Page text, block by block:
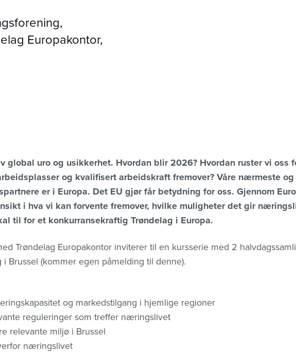
Europakontor,
global uro og usikkerhet. Hvordan blir 2026? Hvordan ruster vi oss
og kvalifisert arbeidskraft fremover? Våre nærmeste
er i Europa. Det EU gjør får betydning for oss. Gjennom
i hva vi kan forvente fremover, hvilke muligheter det gir
til for et konkurransekraftig Trøndelag i Europa.
Trøndelag Europakontor inviterer til en kursserie med 2
i Brussel (kommer egen påmelding til denne).
og markedstilgang i hjemlige regioner
reguleringer som treffer næringslivet
relevante miljø i Brussel
næringslivet